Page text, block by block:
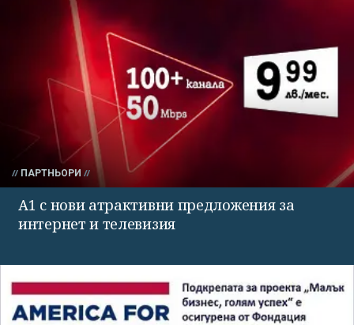
ПАРТНЬОРИ
А1 с нови атрактивни предложения за
интернет и телевизия